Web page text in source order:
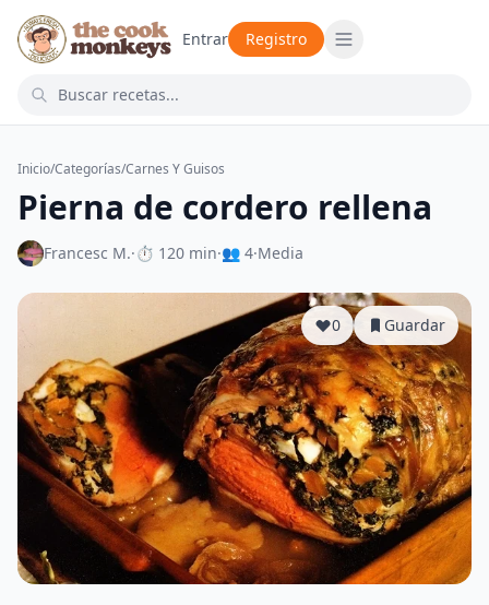
Entrar Registro
Inicio/Categorías/Carnes Y Guisos
Pierna de cordero rellena
Francesc M.·⏱ 120 min·👥 4·Media
0 Guardar